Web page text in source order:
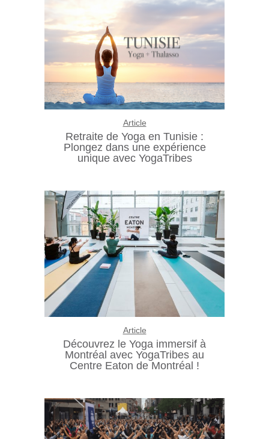
Article
Retraite de Yoga en Tunisie :
Plongez dans une expérience
unique avec YogaTribes
Article
Découvrez le Yoga immersif à
Montréal avec YogaTribes au
Centre Eaton de Montréal !